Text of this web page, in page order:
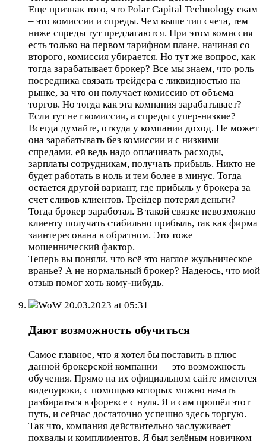
Еще признак того, что Polar Capital Technology скам
– это комиссии и спреды. Чем выше тип счета, тем
ниже спреды тут предлагаются. При этом комиссия
есть только на первом тарифном плане, начиная со
второго, комиссия убирается. Но тут же вопрос, как
тогда зарабатывает брокер? Все мы знаем, что роль
посредника связать трейдера с ликвидностью на
рынке, за что он получает комиссию от объема
торгов. Но тогда как эта компания зарабатывает?
Если тут нет комиссии, а спреды супер-низкие?
Всегда думайте, откуда у компании доход. Не может
она зарабатывать без комиссии и с низкими
спредами, ей ведь надо оплачивать расходы,
зарплаты сотрудникам, получать прибыль. Никто не
будет работать в ноль и тем более в минус. Тогда
остается другой вариант, где прибыль у брокера за
счет сливов клиентов. Трейдер потерял деньги?
Тогда брокер заработал. В такой связке невозможно
клиенту получать стабильно прибыль, так как фирма
заинтересована в обратном. Это тоже
мошеннический фактор.
Теперь вы поняли, что всё это наглое жульническое
вранье? А не нормальный брокер? Надеюсь, что мой
отзыв помог хоть кому-нибудь.
WoW 20.03.2023 at 05:31
Дают возможность обучиться
Самое главное, что я хотел бы поставить в плюс
данной брокерской компании — это возможность
обучения. Прямо на их официальном сайте имеются
видеоуроки, с помощью которых можно начать
разбираться в форексе с нуля. Я и сам прошёл этот
путь, и сейчас достаточно успешно здесь торгую.
Так что, компания действительно заслуживает
похвалы и комплиментов. Я был зелёным новичком